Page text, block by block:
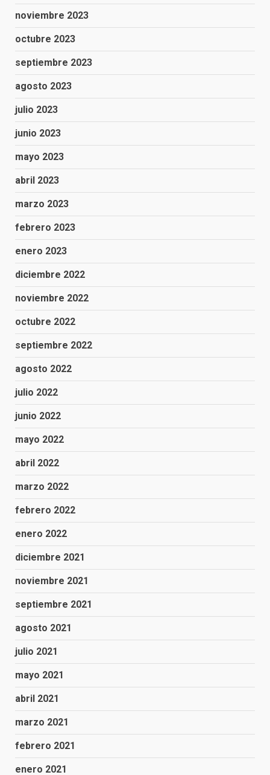
noviembre 2023
octubre 2023
septiembre 2023
agosto 2023
julio 2023
junio 2023
mayo 2023
abril 2023
marzo 2023
febrero 2023
enero 2023
diciembre 2022
noviembre 2022
octubre 2022
septiembre 2022
agosto 2022
julio 2022
junio 2022
mayo 2022
abril 2022
marzo 2022
febrero 2022
enero 2022
diciembre 2021
noviembre 2021
septiembre 2021
agosto 2021
julio 2021
mayo 2021
abril 2021
marzo 2021
febrero 2021
enero 2021